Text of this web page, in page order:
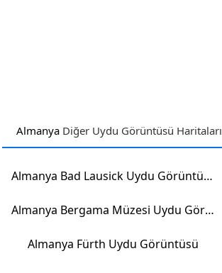
Almanya Diğer Uydu Görüntüsü Haritaları
Almanya Bad Lausick Uydu Görüntüsü
Almanya Bergama Müzesi Uydu Görüntüsü
Almanya Fürth Uydu Görüntüsü